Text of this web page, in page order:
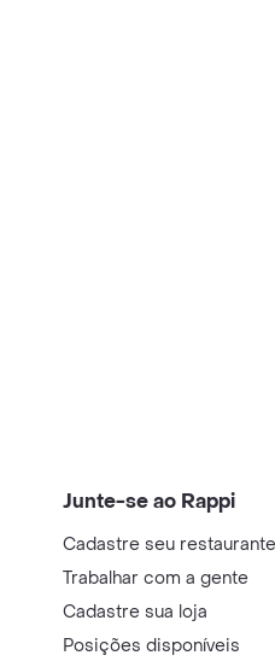
Junte-se ao Rappi
Cadastre seu restaurante
Trabalhar com a gente
Cadastre sua loja
Posições disponíveis